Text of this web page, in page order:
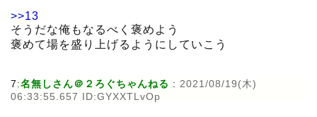
>>13
そうだな俺もなるべく褒めよう
褒めて場を盛り上げるようにしていこう
7:名無しさん＠２ろぐちゃんねる : 2021/08/19(木)
06:33:55.657 ID:GYXXTLvOp